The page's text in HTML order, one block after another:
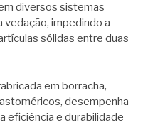
diversos sistemas
vedação, impedindo a
sólidas entre duas
em borracha,
desempenha
eficiência e durabilidade